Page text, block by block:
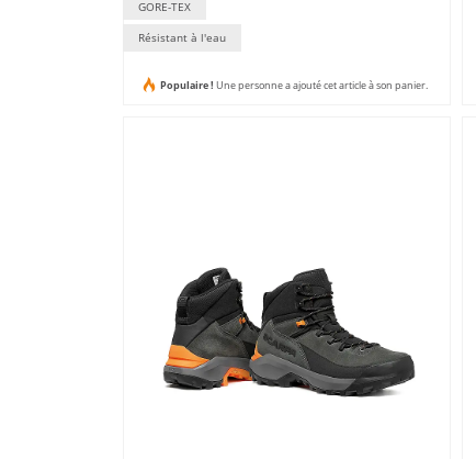
GORE-TEX
Résistant à l'eau
Populaire ! Une personne a ajouté cet article à son panier.